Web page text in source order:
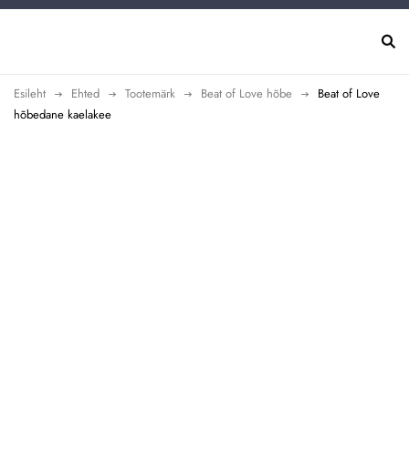
Esileht Ehted Tootemärk Beat of Love hõbe
Beat of Love
hõbedane kaelakee